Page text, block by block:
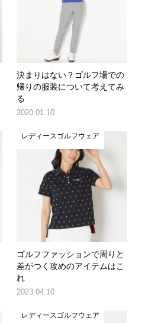
決まりはない？ゴルフ場での
帰りの服装について考えてみ
る
2020.01.10
レディースゴルフウェア
ゴルフファッションで周りと
差がつく攻めのアイテムはこ
れ
2023.04.10
レディースゴルフウェア